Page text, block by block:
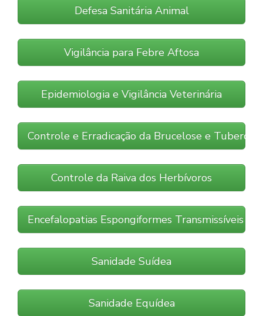
Defesa Sanitária Animal
Vigilância para Febre Aftosa
Epidemiologia e Vigilância Veterinária
Controle e Erradicação da Brucelose e
Controle da Raiva dos Herbívoros
Encefalopatias Espongiformes Transmissíveis
Sanidade Suídea
Sanidade Equídea